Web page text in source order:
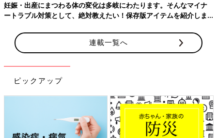
妊娠・出産にまつわる体の変化は多岐にわたります。そんなマイナ
ートラブル対策として、絶対教えたい！保存版アイテムを紹介しま
連載一覧へ
ピックアップ